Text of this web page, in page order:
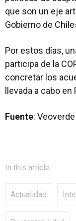
que son un eje
Gobierno de
Por estos días,
participa de la
concretar los
llevada a cabo en
Fuente: Veoverde
In this article
Actualidad